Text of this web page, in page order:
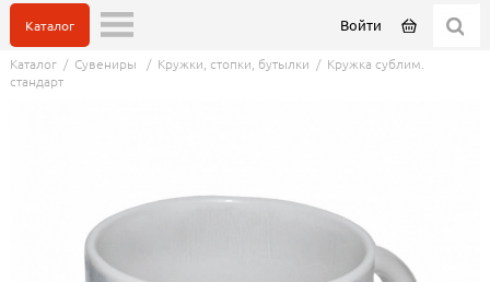
Войти
Каталог
Каталог/ Сувениры / Кружки, стопки, бутылки / Кружка сублим.
стандарт